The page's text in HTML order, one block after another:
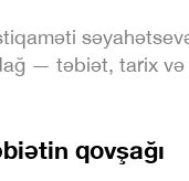
— təbiət, tarix
qovşağı